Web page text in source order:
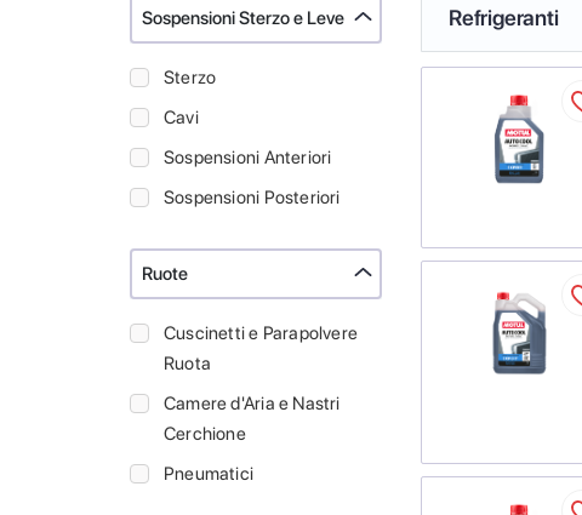
Sospensioni Sterzo e Leve
Sterzo
Cavi
Sospensioni Anteriori
Sospensioni Posteriori
Ruote
Cuscinetti e Parapolvere
Ruota
Camere d'Aria e Nastri
Cerchione
Pneumatici
Refrigeranti